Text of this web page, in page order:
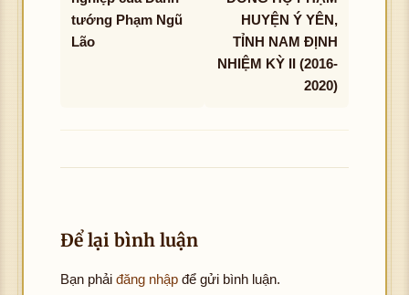
tướng Phạm Ngũ
Lão
HUYỆN Ý YÊN,
TỈNH NAM ĐỊNH
NHIỆM KỲ II (2016-
2020)
Để lại bình luận
Bạn phải đăng nhập để gửi bình luận.